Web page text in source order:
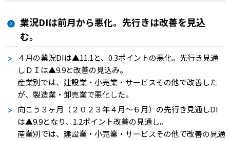
業況DIは前月から悪化。先行きは改善を見込
む。
４月の業況DIは▲11.1と、0.3ポイントの悪化。先行き見通
しＤＩは▲9.9と改善の見込み。
産業別では、建設業・小売業・サービスその他で改善した
が、製造業・卸売業で悪化した。
向こう３ヶ月（２０２３年４月～６月）の先行き見通しDI
は▲9.9となり、1.2ポイント改善の見通し。
産業別では、建設業・小売業・サービスその他で改善の見通